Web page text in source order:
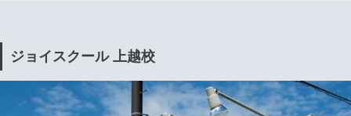
ジョイスクール 上越校